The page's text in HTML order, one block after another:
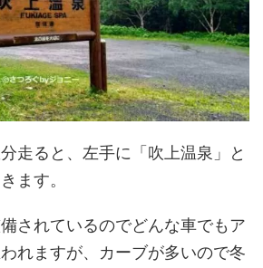
走ると、左手に「吹上温泉」と
ます。
されているのでどんな車でもア
れますが、カーブが多いので冬